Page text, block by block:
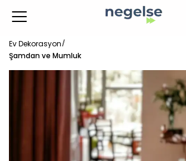
Ev Dekorasyon
Şamdan ve Mumluk